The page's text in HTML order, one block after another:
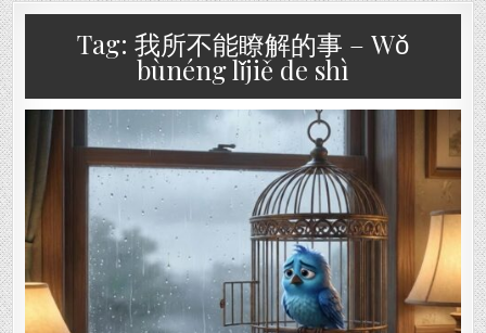
Tag: 我所不能瞭解的事 – Wǒ
bùnéng lǐjiě de shì